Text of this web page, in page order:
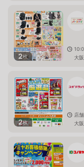
2枚
大
2枚
店
大